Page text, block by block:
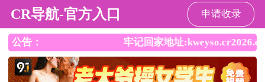
直播app